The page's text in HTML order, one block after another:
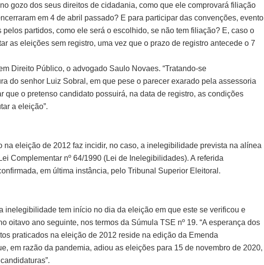
gozo dos seus direitos de cidadania, como que ele comprovará filiação
em 4 de abril passado? E para participar das convenções, evento
partidos, como ele será o escolhido, se não tem filiação? E, caso o
as eleições sem registro, uma vez que o prazo de registro antecede o 7
Direito Público, o advogado Saulo Novaes. “Tratando-se
do senhor Luiz Sobral, em que pese o parecer exarado pela assessoria
que o pretenso candidato possuirá, na data de registro, as condições
a eleição”.
na eleição de 2012 faz incidir, no caso, a inelegibilidade prevista na alínea
Complementar nº 64/1990 (Lei de Inelegibilidades). A referida
em última instância, pelo Tribunal Superior Eleitoral.
inelegibilidade tem início no dia da eleição em que este se verificou e
oitavo ano seguinte, nos termos da Súmula TSE nº 19. “A esperança dos
praticados na eleição de 2012 reside na edição da Emenda
em razão da pandemia, adiou as eleições para 15 de novembro de 2020,